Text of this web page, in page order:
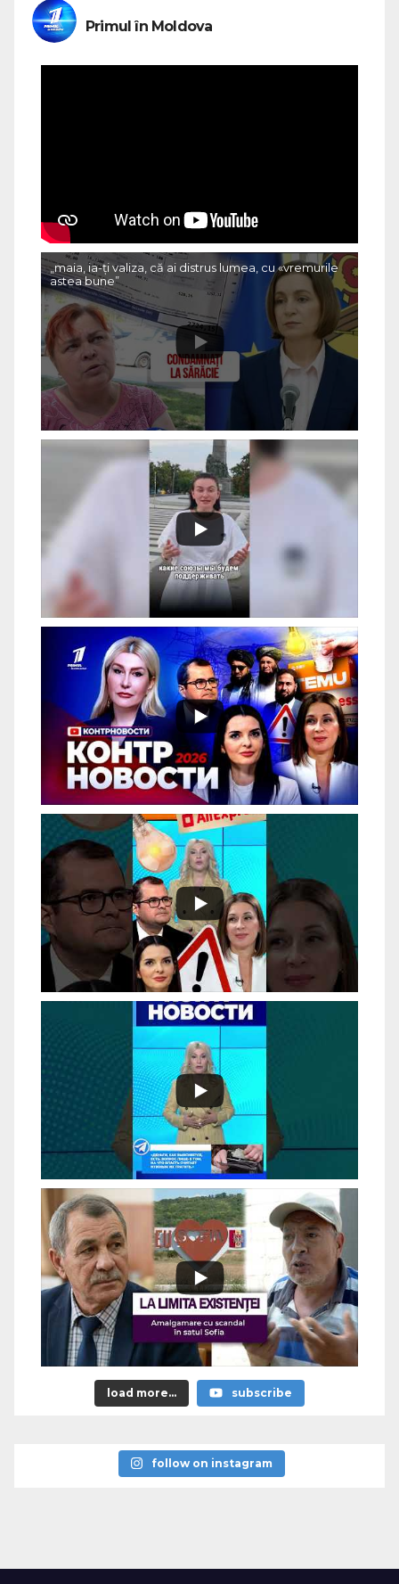
Primul în Moldova
„maia, ia-ți valiza, că ai distrus lumea, cu «vremurile
astea bune”
load more... subscribe
follow on instagram